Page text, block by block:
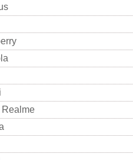
Realme